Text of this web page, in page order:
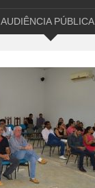
AUDIÊNCIA PÚBLICA